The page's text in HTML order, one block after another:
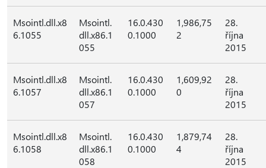
Msointl.dll.x8
6.1055
Msointl.
dll.x86.1
055
16.0.430
0.1000
1,986,75
2
28.
října
2015
Msointl.dll.x8
6.1057
Msointl.
dll.x86.1
057
16.0.430
0.1000
1,609,92
0
28.
října
2015
Msointl.dll.x8
6.1058
Msointl.
dll.x86.1
058
16.0.430
0.1000
1,879,74
4
28.
října
2015